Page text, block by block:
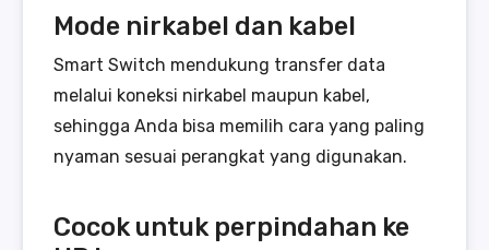
Mode nirkabel dan kabel
Smart Switch mendukung transfer data
melalui koneksi nirkabel maupun kabel,
sehingga Anda bisa memilih cara yang paling
nyaman sesuai perangkat yang digunakan.
Cocok untuk perpindahan ke